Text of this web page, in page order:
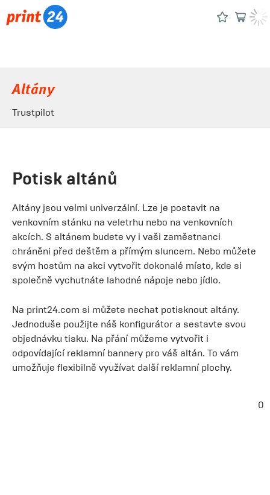
Altány
Trustpilot
Potisk altánů
Altány jsou velmi univerzální. Lze je postavit na
venkovním stánku na veletrhu nebo na venkovních
akcích. S altánem budete vy i vaši zaměstnanci
chráněni před deštěm a přímým sluncem. Nebo můžete
svým hostům na akci vytvořit dokonalé místo, kde si
společně vychutnáte lahodné nápoje nebo jídlo.
Na print24.com si můžete nechat potisknout altány.
Jednoduše použijte náš konfigurátor a sestavte svou
objednávku tisku. Na přání můžeme vytvořit i
odpovídající reklamní bannery pro váš altán. To vám
umožňuje flexibilně využívat další reklamní plochy.
0